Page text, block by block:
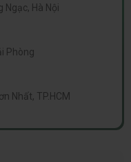
Hà Nội
Phòng
Nhất, TP.HCM